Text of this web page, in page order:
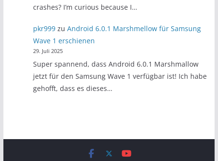
crashes? I’m curious because I…
pkr999 zuAndroid 6.0.1 Marshmellow für Samsung
Wave 1 erschienen
29. Juli 2025
Super spannend, dass Android 6.0.1 Marshmallow
jetzt für den Samsung Wave 1 verfügbar ist! Ich habe
gehofft, dass es dieses…